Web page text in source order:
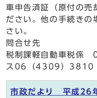
車申告済証（原付の売
ださい。他の手続きの
さい。
問合せ先
税制課軽自動車税係
ス06（4309）3810
市政だより 平成26